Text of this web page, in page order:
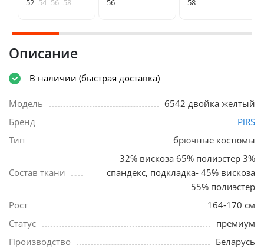
52 54 56 58
56
58
Описание
В наличии (быстрая доставка)
Модель
6542 двойка желтый
Бренд
PiRS
Тип
брючные костюмы
Состав ткани
32% вискоза 65% полиэстер 3%
спандекс, подкладка- 45% вискоза
55% полиэстер
Рост
164-170 см
Статус
премиум
Производство
Беларусь